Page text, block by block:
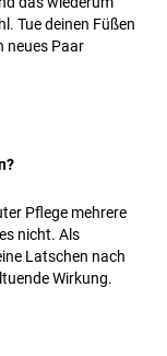
Tue deinen Füßen
neues Paar
Pflege mehrere
nicht. Als
Latschen nach
Wirkung.